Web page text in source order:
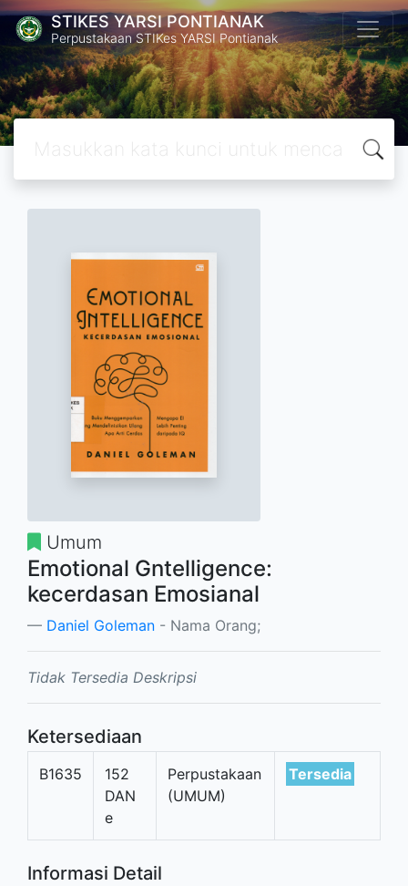
STIKES YARSI PONTIANAK
Perpustakaan STIKes YARSI Pontianak
Umum
Emotional Gntelligence:
kecerdasan Emosianal
Daniel Goleman - Nama Orang;
Tidak Tersedia Deskripsi
Ketersediaan
B1635
152
DAN
e
Perpustakaan
(UMUM)
Tersedia
Informasi Detail